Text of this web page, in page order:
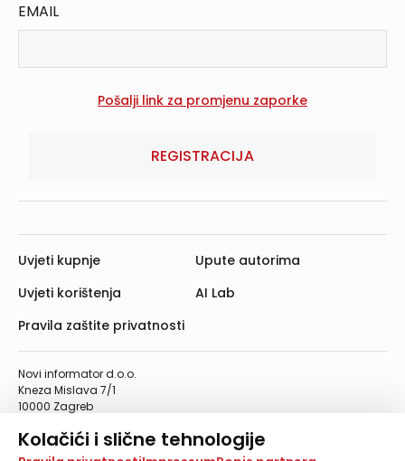
Kolačići i slične tehnologije
EMAIL
REGISTRACIJA
Novi informator d.o.o.
Kneza Mislava 7/1
10000 Zagreb
Telefaks: 01/4612-553
info@informator.hr
Uvjeti kupnje
Uvjeti korištenja
Pravila zaštite privatnosti
Upute autorima
AI Lab